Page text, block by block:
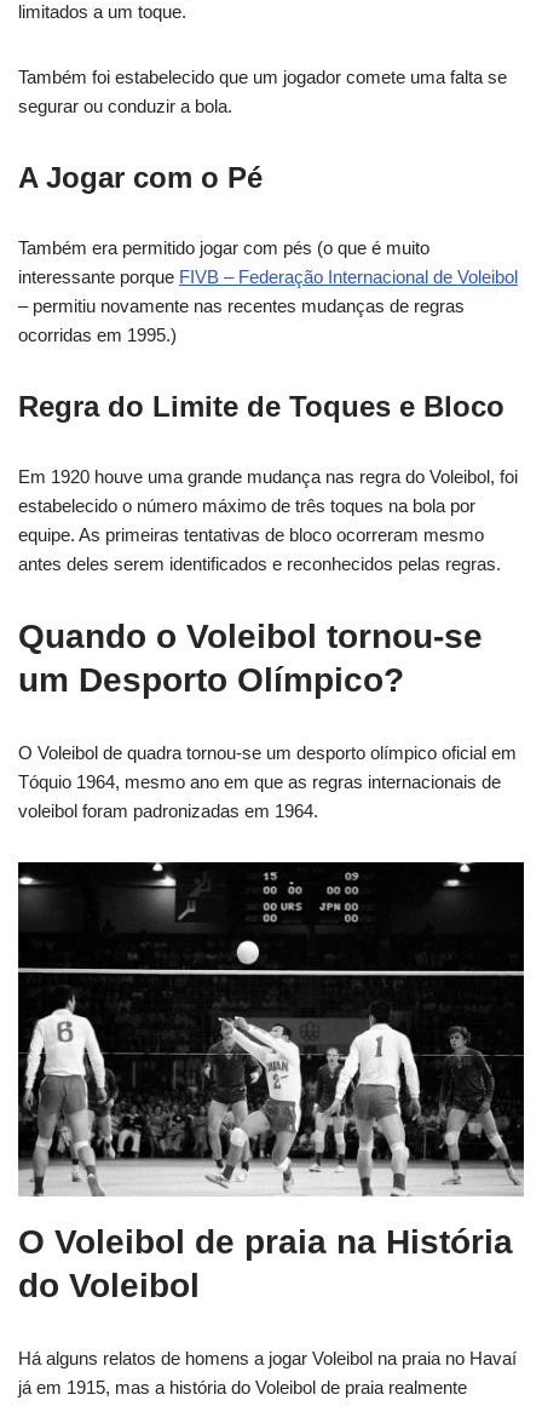
limitados a um toque.
Também foi estabelecido que um jogador comete uma falta se
segurar ou conduzir a bola.
A Jogar com o Pé
Também era permitido jogar com pés (o que é muito
interessante porque FIVB – Federação Internacional de Voleibol
– permitiu novamente nas recentes mudanças de regras
ocorridas em 1995.)
Regra do Limite de Toques e Bloco
Em 1920 houve uma grande mudança nas regra do Voleibol, foi
estabelecido o número máximo de três toques na bola por
equipe. As primeiras tentativas de bloco ocorreram mesmo
antes deles serem identificados e reconhecidos pelas regras.
Quando o Voleibol tornou-se
um Desporto Olímpico?
O Voleibol de quadra tornou-se um desporto olímpico oficial em
Tóquio 1964, mesmo ano em que as regras internacionais de
voleibol foram padronizadas em 1964.
O Voleibol de praia na História
do Voleibol
Há alguns relatos de homens a jogar Voleibol na praia no Havaí
já em 1915, mas a história do Voleibol de praia realmente